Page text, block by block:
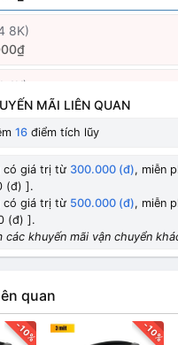
8K)
4K)
MÃI LIÊN QUAN
16 điểm tích lũy
có giá trị từ 300.000 (đ), miễn
(đ) ].
có giá trị từ 500.000 (đ), miễn
(đ) ].
các khuyến mãi vận chuyển
quan
-10% -10%